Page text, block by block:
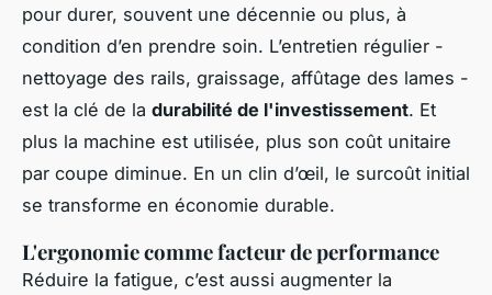
pour durer, souvent une décennie ou plus, à
condition d’en prendre soin. L’entretien régulier -
nettoyage des rails, graissage, affûtage des lames -
est la clé de la durabilité de l'investissement. Et
plus la machine est utilisée, plus son coût unitaire
par coupe diminue. En un clin d’œil, le surcoût initial
se transforme en économie durable.
L'ergonomie comme facteur de performance
Réduire la fatigue, c’est aussi augmenter la